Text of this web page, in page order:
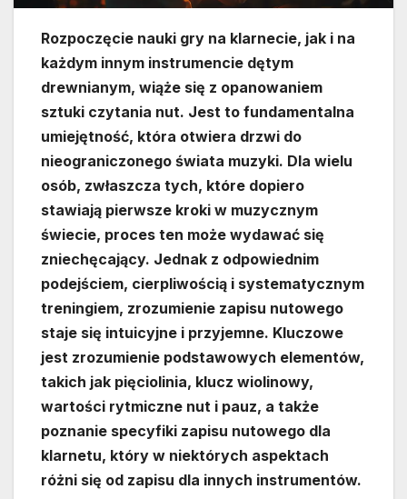
Rozpoczęcie nauki gry na klarnecie, jak i na
każdym innym instrumencie dętym
drewnianym, wiąże się z opanowaniem
sztuki czytania nut. Jest to fundamentalna
umiejętność, która otwiera drzwi do
nieograniczonego świata muzyki. Dla wielu
osób, zwłaszcza tych, które dopiero
stawiają pierwsze kroki w muzycznym
świecie, proces ten może wydawać się
zniechęcający. Jednak z odpowiednim
podejściem, cierpliwością i systematycznym
treningiem, zrozumienie zapisu nutowego
staje się intuicyjne i przyjemne. Kluczowe
jest zrozumienie podstawowych elementów,
takich jak pięciolinia, klucz wiolinowy,
wartości rytmiczne nut i pauz, a także
poznanie specyfiki zapisu nutowego dla
klarnetu, który w niektórych aspektach
różni się od zapisu dla innych instrumentów.